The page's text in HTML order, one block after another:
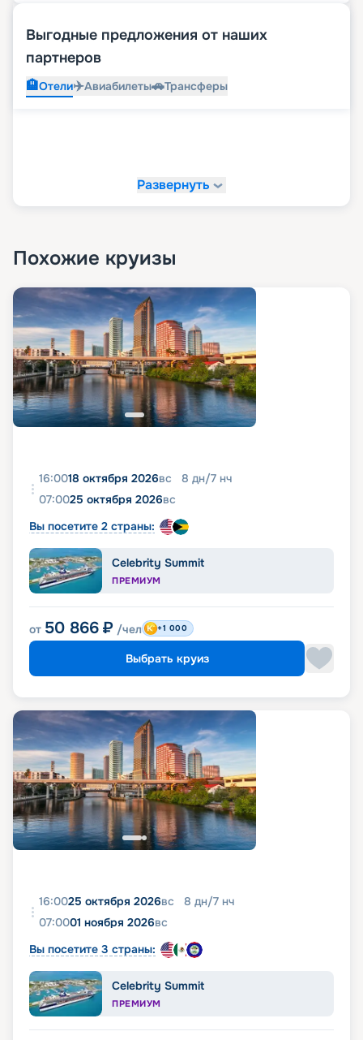
Выгодные предложения от наших
партнеров
🏨Отели✈️Авиабилеты🚗Трансферы
Развернуть
Похожие круизы
16:0018 октября 2026вс 8 дн/7 нч
07:0025 октября 2026вс
Вы посетите 2 страны:
Celebrity Summit
ПРЕМИУМ
от 50 866 ₽ /чел +1 000
Выбрать круиз
16:0025 октября 2026вс 8 дн/7 нч
07:0001 ноября 2026вс
Вы посетите 3 страны:
Celebrity Summit
ПРЕМИУМ